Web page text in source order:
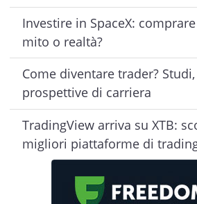
Investire in SpaceX:
mito o realtà?
Come diventare trader?
prospettive di carriera
TradingView arriva su XTB:
migliori piattaforme di